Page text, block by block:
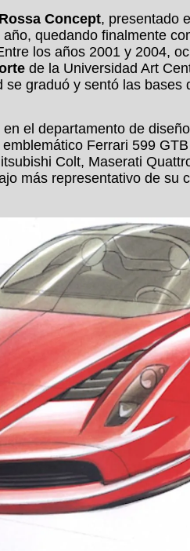
Concept, presentado
quedando finalmente
los años 2001 y 2004,
de la Universidad Art
graduó y sentó las bases
el departamento de
Ferrari 599
Colt, Maserati
más representativo de su